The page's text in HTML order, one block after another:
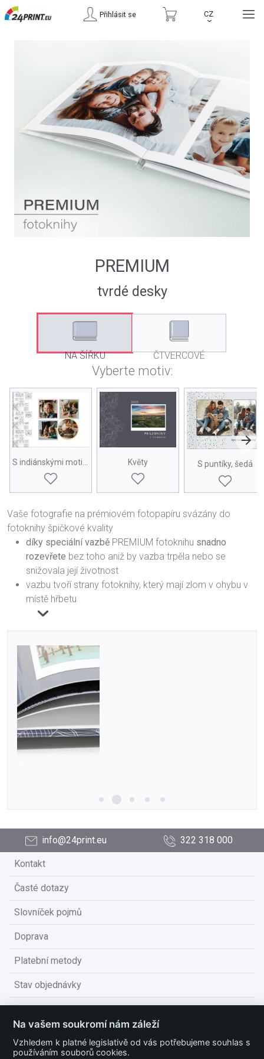
Přihlásit se CZ
›
PREMIUM
tvrdé desky
NA ŠÍŘKU ČTVERCOVÉ
Vyberte motiv:
Květy S puntíky, šedá
Vaše fotografie na prémiovém fotopapíru svázány do
fotoknihy špičkové kvality
díky speciální vazbě PREMIUM fotoknihu snadno
rozevřete bez toho aniž by vazba trpěla nebo se
snižovala její životnost
vazbu tvoří strany fotoknihy, který mají zlom v ohybu v
místě hřbetu
info@24print.eu 322 318 000
Kontakt
Časté dotazy
Slovníček pojmů
Doprava
Platební metody
Stav objednávky
Obchodní podmínky
Na vašem soukromí nám záleží
Vzhledem k platné legislativě od vás potřebujeme souhlas s
používáním souborů cookies.